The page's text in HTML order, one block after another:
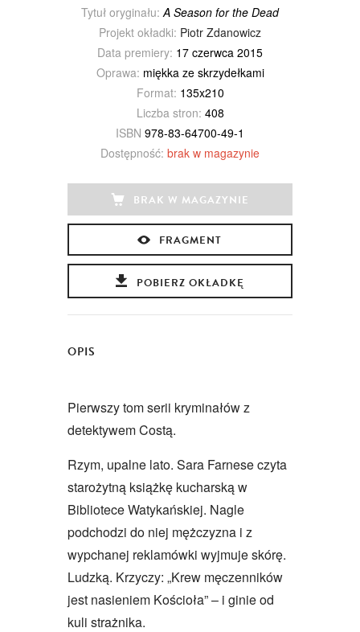
Tytuł oryginału: A Season for the Dead
Projekt okładki: Piotr Zdanowicz
Data premiery: 17 czerwca 2015
Oprawa: miękka ze skrzydełkami
Format: 135x210
Liczba stron: 408
ISBN 978-83-64700-49-1
Dostępność: brak w magazynie
BRAK W MAGAZYNIE
FRAGMENT
POBIERZ OKŁADKĘ
OPIS
Pierwszy tom serii kryminałów z
detektywem Costą.
Rzym, upalne lato. Sara Farnese czyta
starożytną książkę kucharską w
Bibliotece Watykańskiej. Nagle
podchodzi do niej mężczyzna i z
wypchanej reklamówki wyjmuje skórę.
Ludzką. Krzyczy: „Krew męczenników
jest nasieniem Kościoła” – i ginie od
kuli strażnika.